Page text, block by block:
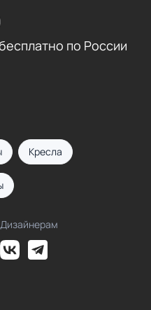
по России
Кресла
Дизайнерам